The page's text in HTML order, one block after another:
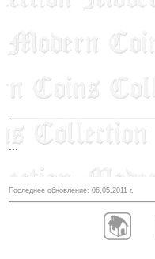
...
Последнее обновление: 06.05.2011 г.